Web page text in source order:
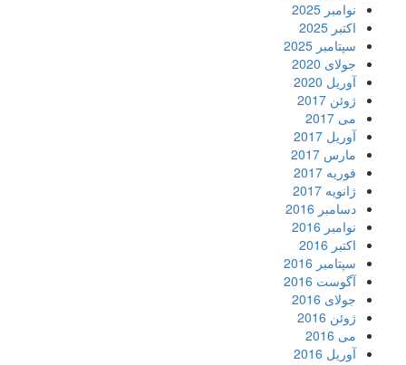
نوامبر 2025
اکتبر 2025
سپتامبر 2025
جولای 2020
آوریل 2020
ژوئن 2017
می 2017
آوریل 2017
مارس 2017
فوریه 2017
ژانویه 2017
دسامبر 2016
نوامبر 2016
اکتبر 2016
سپتامبر 2016
آگوست 2016
جولای 2016
ژوئن 2016
می 2016
آوریل 2016